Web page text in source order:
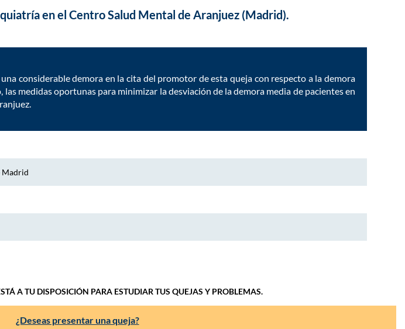
en el Centro Salud Mental de Aranjuez (Madrid).
considerable demora en la cita del promotor de esta queja con respecto a la demora
medidas oportunas para minimizar la desviación de la demora media de pacientes en
Madrid
A TU DISPOSICIÓN PARA ESTUDIAR TUS QUEJAS Y PROBLEMAS.
¿Deseas presentar una queja?